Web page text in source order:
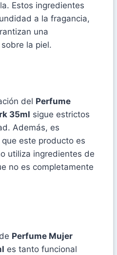
Estos ingredientes
a la fragancia,
una
la piel.
del Perfume
35ml sigue estrictos
Además, es
este producto es
utiliza ingredientes de
no es completamente
Perfume Mujer
es tanto funcional